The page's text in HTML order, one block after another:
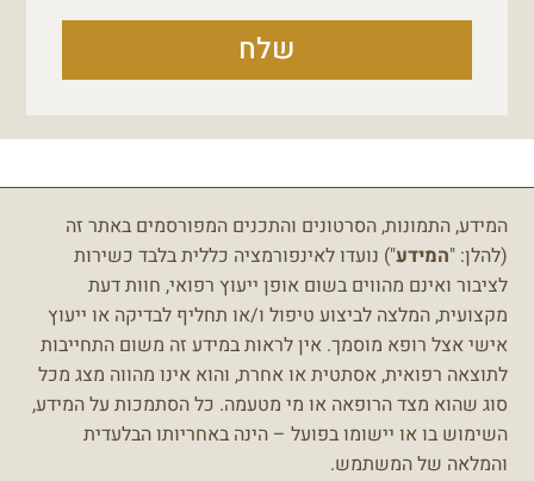
שלח
המידע, התמונות, הסרטונים והתכנים המפורסמים באתר זה
(להלן: "המידע") נועדו לאינפורמציה כללית בלבד כשירות
לציבור ואינם מהווים בשום אופן ייעוץ רפואי, חוות דעת
מקצועית, המלצה לביצוע טיפול ו/או תחליף לבדיקה או ייעוץ
אישי אצל רופא מוסמך. אין לראות במידע זה משום התחייבות
לתוצאה רפואית, אסתטית או אחרת, והוא אינו מהווה מצג מכל
סוג שהוא מצד הרופאה או מי מטעמה. כל הסתמכות על המידע,
השימוש בו או יישומו בפועל – הינה באחריותו הבלעדית
והמלאה של המשתמש.